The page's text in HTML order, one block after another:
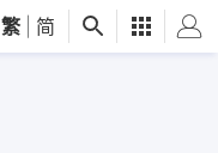
繁 简